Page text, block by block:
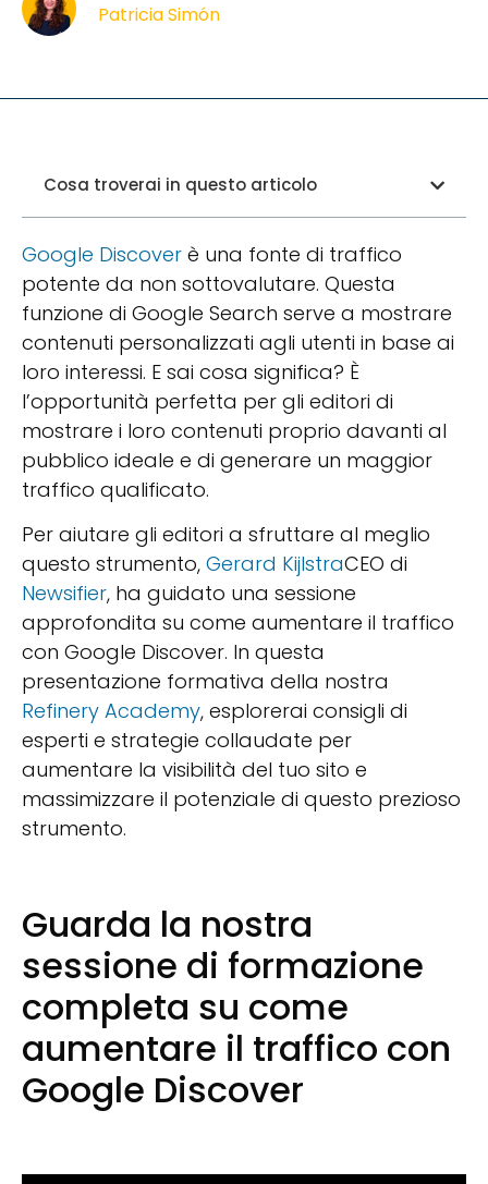
Patricia Simón
Cosa troverai in questo articolo
Google Discover è una fonte di traffico
potente da non sottovalutare. Questa
funzione di Google Search serve a mostrare
contenuti personalizzati agli utenti in base ai
loro interessi. E sai cosa significa? È
l’opportunità perfetta per gli editori di
mostrare i loro contenuti proprio davanti al
pubblico ideale e di generare un maggior
traffico qualificato.
Per aiutare gli editori a sfruttare al meglio
questo strumento, Gerard KijlstraCEO di
Newsifier, ha guidato una sessione
approfondita su come aumentare il traffico
con Google Discover. In questa
presentazione formativa della nostra
Refinery Academy, esplorerai consigli di
esperti e strategie collaudate per
aumentare la visibilità del tuo sito e
massimizzare il potenziale di questo prezioso
strumento.
Guarda la nostra
sessione di formazione
completa su come
aumentare il traffico con
Google Discover